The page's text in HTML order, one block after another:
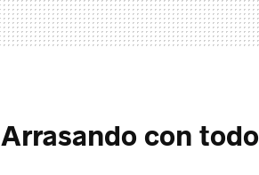
Arrasando con todo